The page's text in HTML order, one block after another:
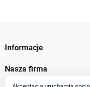
Informacje
Nasza firma